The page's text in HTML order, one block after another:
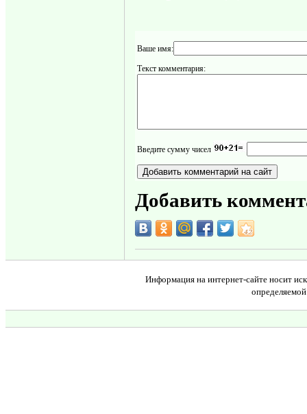
Ваше имя:
Текст комментария:
Введите сумму чисел
Добавить
Информация на интернет-сайте носит